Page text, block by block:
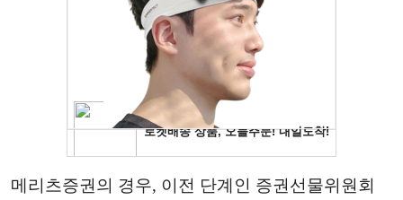
메리츠증권의 경우, 이전 단계인 증권선물위원회